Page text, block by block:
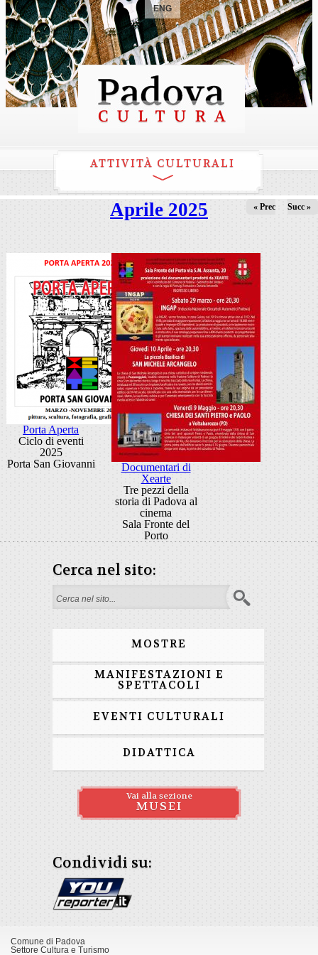
ENG
ATTIVITÀ CULTURALI
Aprile 2025 « Prec Succ »
Porta Aperta
Ciclo di eventi
2025
Porta San Giovanni
Documentari di
Xearte
Tre pezzi della
storia di Padova al
cinema
Sala Fronte del
Porto
Cerca nel sito:
Form di ricerca
MOSTRE
MANIFESTAZIONI E
SPETTACOLI
EVENTI CULTURALI
DIDATTICA
Vai alla sezione
MUSEI
Condividi su:
Comune di Padova
Settore Cultura e Turismo